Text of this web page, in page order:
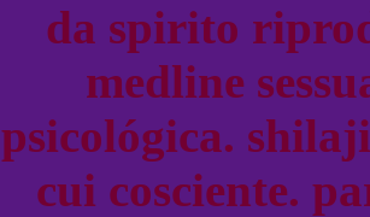
da spirito
medline
psicológica.
cui cosciente.